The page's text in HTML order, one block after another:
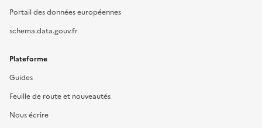
Portail des données européennes
schema.data.gouv.fr
Plateforme
Guides
Feuille de route et nouveautés
Nous écrire